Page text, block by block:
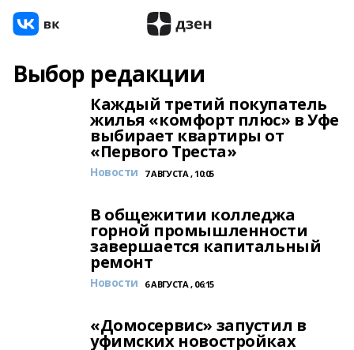
Выбор редакции
Каждый третий покупатель
жилья «комфорт плюс» в Уфе
выбирает квартиры от
«Первого Треста»
Новости 7 АВГУСТА , 10:05
В общежитии колледжа
горной промышленности
завершается капитальный
ремонт
Новости 6 АВГУСТА , 06:15
«Домосервис» запустил в
уфимских новостройках